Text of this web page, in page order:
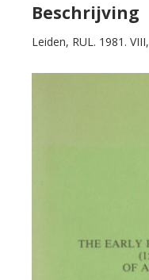
1664)
Aeschylus.
Beschrijving
Leiden, RUL. 1981.